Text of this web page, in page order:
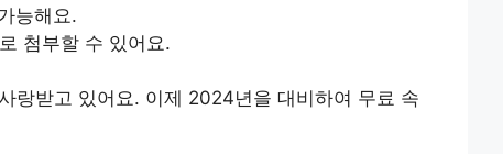
능해요.
첨부할 수 있어요.
랑받고 있어요. 이제 2024년을 대비하여 무료 속